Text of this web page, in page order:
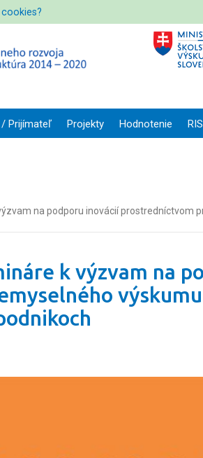
Prijímateľ Projekty Hodnotenie
na podporu inovácií prostredníctvom
k výzvam na